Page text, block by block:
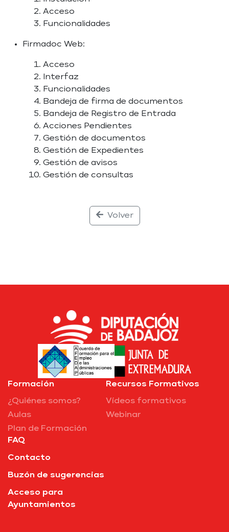
Acceso
Funcionalidades
Firmadoc Web:
Acceso
Interfaz
Funcionalidades
Bandeja de firma de documentos
Bandeja de Registro de Entrada
Acciones Pendientes
Gestión de documentos
Gestión de Expedientes
Gestión de avisos
Gestión de consultas
Volver
Formación
¿Quiénes somos?
Aulas
Plan de Formación
Recursos Formativos
Vídeos formativos
Webinar
FAQ
Contacto
Buzón de sugerencias
Acceso para
Ayuntamientos